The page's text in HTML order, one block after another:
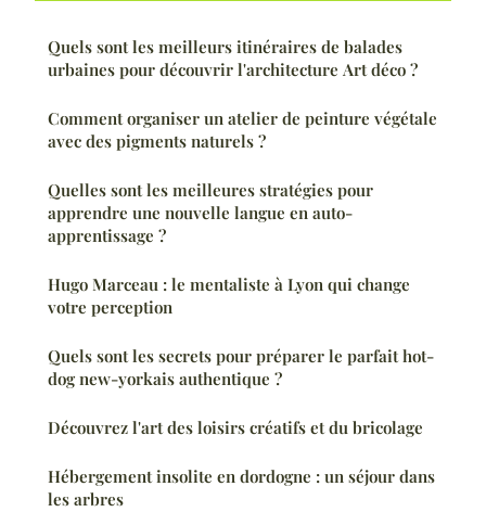
Quels sont les meilleurs itinéraires de balades
urbaines pour découvrir l'architecture Art déco ?
Comment organiser un atelier de peinture végétale
avec des pigments naturels ?
Quelles sont les meilleures stratégies pour
apprendre une nouvelle langue en auto-
apprentissage ?
Hugo Marceau : le mentaliste à Lyon qui change
votre perception
Quels sont les secrets pour préparer le parfait hot-
dog new-yorkais authentique ?
Découvrez l'art des loisirs créatifs et du bricolage
Hébergement insolite en dordogne : un séjour dans
les arbres